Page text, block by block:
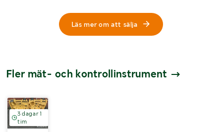
Läs mer om att sälja
Fler mät- och kontrollinstrument
3 dagar 1
tim